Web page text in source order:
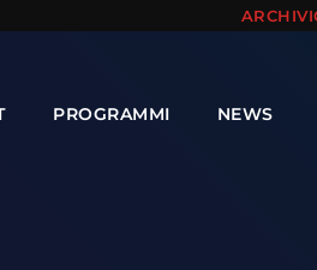
PROGRAMMI NEWS